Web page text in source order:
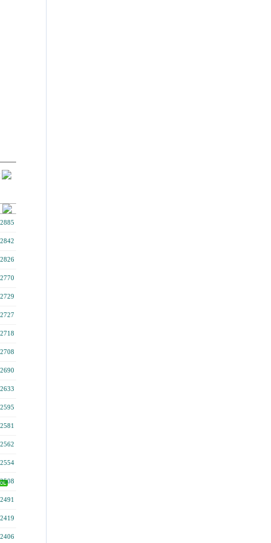
2885
2842
2826
2770
2729
2727
2718
2708
2690
2633
2595
2581
2562
2554
2508
2491
2419
2406